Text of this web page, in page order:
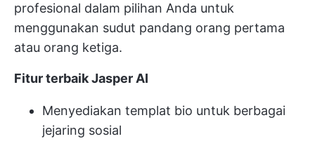
profesional dalam pilihan Anda untuk
menggunakan sudut pandang orang pertama
atau orang ketiga.
Fitur terbaik Jasper AI
Menyediakan templat bio untuk berbagai
jejaring sosial